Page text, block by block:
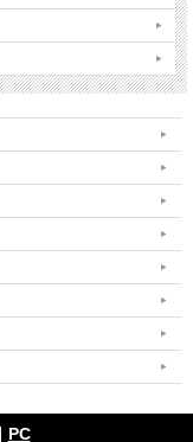
PC